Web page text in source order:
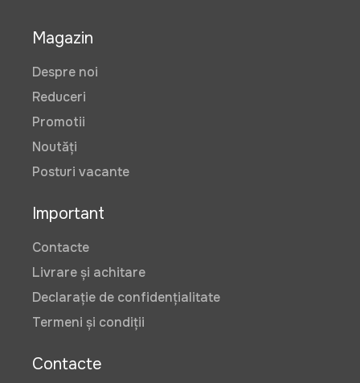
Magazin
Despre noi
Reduceri
Promotii
Noutăți
Posturi vacante
Important
Contacte
Livrare și achitare
Declarație de confidențialitate
Termeni și condiții
Contacte